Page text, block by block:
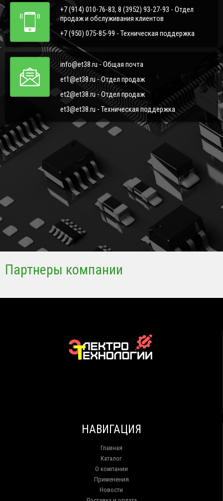
+7 (914) 010-76-83, 8 (3952) 93-27-93 - Отдел
продаж и обслуживания клиентов
+7 (950) 075-85-99 - Техническая поддержка
info@et38.ru - Общая почта
et1@et38.ru - Отдел продаж
et2@et38.ru - Отдел продаж
et3@et38.ru - Техническая поддержка
Партнеры компании
НАВИГАЦИЯ
Главная
Каталог
О компании
Применения
Новости